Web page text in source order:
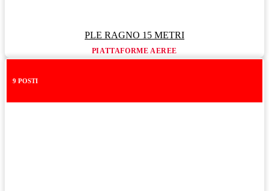
PLE RAGNO 15 METRI
PIATTAFORME AEREE
9 POSTI